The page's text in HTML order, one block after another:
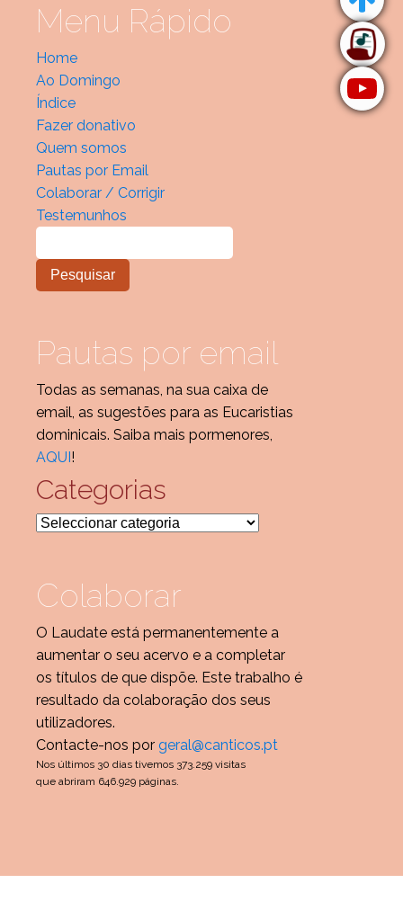
Menu Rápido
Home
Ao Domingo
Índice
Fazer donativo
Quem somos
Pautas por Email
Colaborar / Corrigir
Testemunhos
Pautas por email
Todas as semanas, na sua caixa de
email, as sugestões para as Eucaristias
dominicais. Saiba mais pormenores,
AQUI!
Categorias
Categorias
Colaborar
O Laudate está permanentemente a
aumentar o seu acervo e a completar
os títulos de que dispõe. Este trabalho é
resultado da colaboração dos seus
utilizadores.
Contacte-nos por geral@canticos.pt
Nos últimos 30 dias tivemos 373.259 visitas
que abriram 646.929 páginas.